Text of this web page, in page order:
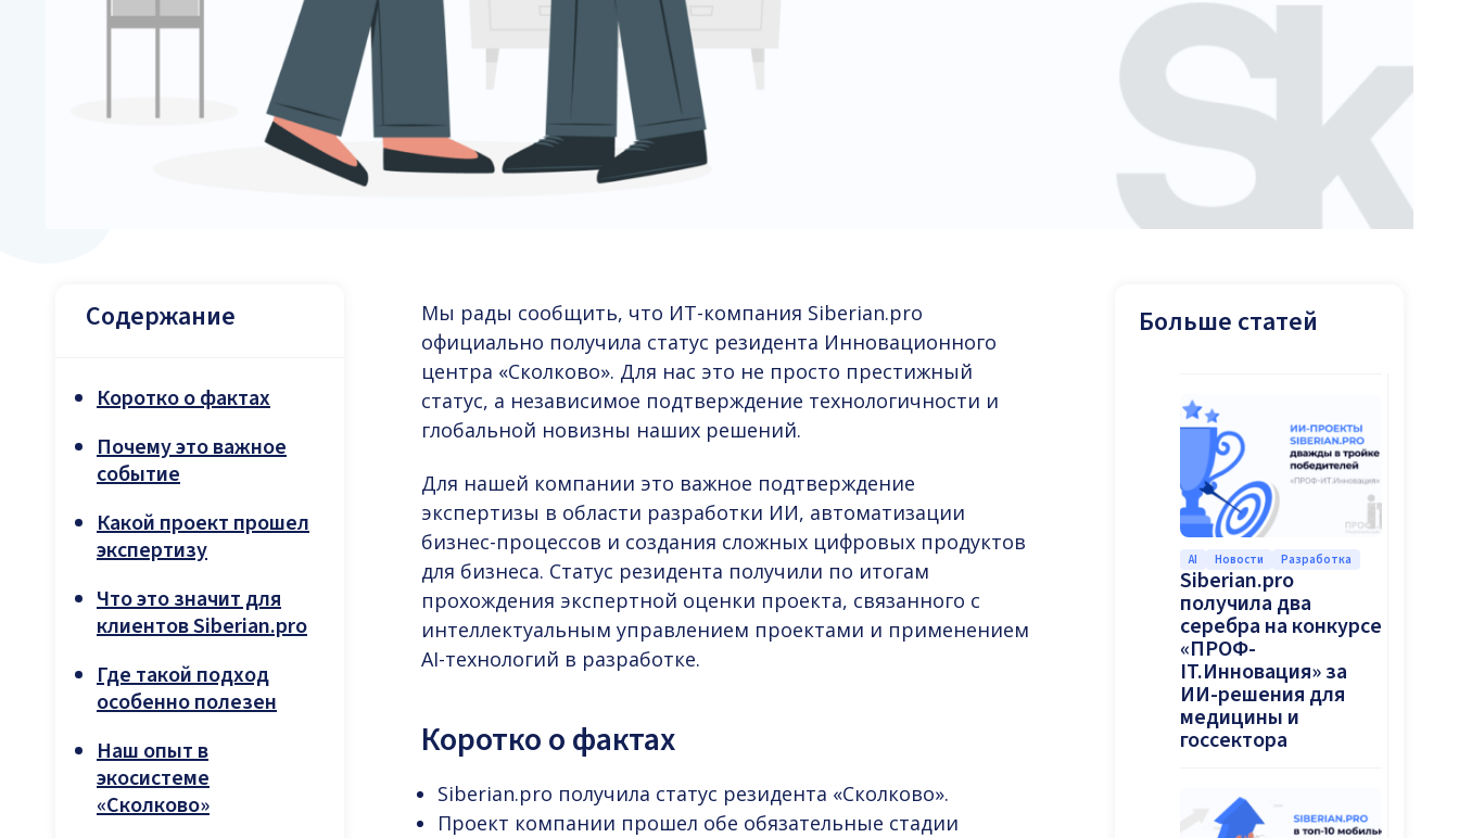
Содержание
Коротко о фактах
Почему это важное
событие
Какой проект прошел
экспертизу
Что это значит для
клиентов Siberian.pro
Где такой подход
особенно полезен
Наш опыт в
экосистеме
«Сколково»
Мы рады сообщить, что ИТ-компания Siberian.pro
официально получила статус резидента Инновационного
центра «Сколково». Для нас это не просто престижный
статус, а независимое подтверждение технологичности и
глобальной новизны наших решений.
Для нашей компании это важное подтверждение
экспертизы в области разработки ИИ, автоматизации
бизнес-процессов и создания сложных цифровых продуктов
для бизнеса. Статус резидента получили по итогам
прохождения экспертной оценки проекта, связанного с
интеллектуальным управлением проектами и применением
AI-технологий в разработке.
Коротко о фактах
Siberian.pro получила статус резидента «Сколково».
Проект компании прошел обе обязательные стадии
Больше статей
AI Новости Разработка
Siberian.pro
получила два
серебра на конкурсе
«ПРОФ-
IT.Инновация» за
ИИ-решения для
медицины и
госсектора